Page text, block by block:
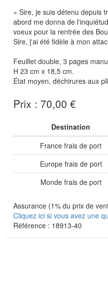
« Sire, je suis détenu depuis
abord me donna de
voeux pour la rentrée des
Sire, j'ai été fidèle à mon
Feuillet double, 3 pages
H 23 cm x 18,5 cm.
État moyen, déchirures aux
Prix : 70,00 €
Destination
France frais de port
Europe frais de port
Monde frais de port
Assurance (1% du prix de
Cliquez ici si vous avez une
Référence : 18913-40